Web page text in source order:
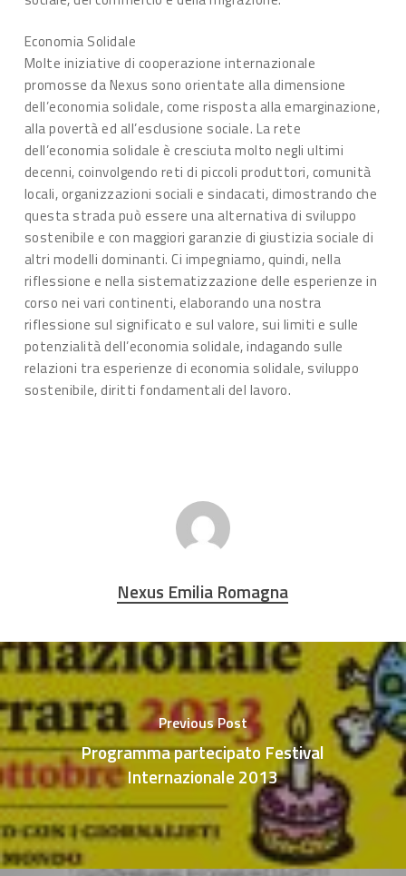
Economia Solidale
Molte iniziative di cooperazione internazionale
promosse da Nexus sono orientate alla dimensione
dell’economia solidale, come risposta alla emarginazione,
alla povertà ed all’esclusione sociale. La rete
dell’economia solidale è cresciuta molto negli ultimi
decenni, coinvolgendo reti di piccoli produttori, comunità
locali, organizzazioni sociali e sindacati, dimostrando che
questa strada può essere una alternativa di sviluppo
sostenibile e con maggiori garanzie di giustizia sociale di
altri modelli dominanti. Ci impegniamo, quindi, nella
riflessione e nella sistematizzazione delle esperienze in
corso nei vari continenti, elaborando una nostra
riflessione sul significato e sul valore, sui limiti e sulle
potenzialità dell’economia solidale, indagando sulle
relazioni tra esperienze di economia solidale, sviluppo
sostenibile, diritti fondamentali del lavoro.
Nexus Emilia Romagna
Previous Post
Programma partecipato Festival
Internazionale 2013